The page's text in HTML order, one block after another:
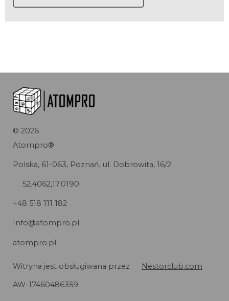
© 2026
Atompro®
Polska, 61-063, Poznań, ul. Dobrowita, 16/2
52.4062,17.0190
+48 518 111 182
Info@atompro.pl
atompro.pl
Witryna jest obsługiwana przez
Nestorclub.com
AW-17460486359